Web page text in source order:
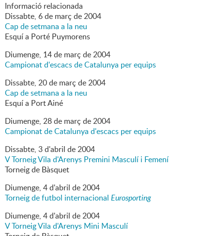
Informació relacionada
Dissabte, 6de març de2004
Cap de setmana a la neu
Esquí a Porté Puymorens
Diumenge, 14de març de2004
Campionat d'escacs de Catalunya per equips
Dissabte, 20de març de2004
Cap de setmana a la neu
Esquí a Port Ainé
Diumenge, 28de març de2004
Campionat de Catalunya d'escacs per equips
Dissabte, 3d'abril de2004
V Torneig Vila d'Arenys Premini Masculí i Femení
Torneig de Bàsquet
Diumenge, 4d'abril de2004
Torneig de futbol internacional Eurosporting
Diumenge, 4d'abril de2004
V Torneig Vila d'Arenys Mini Masculí